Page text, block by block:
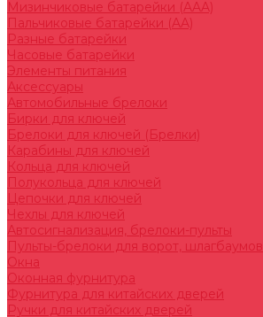
Мизинчиковые батарейки (AAA)
Пальчиковые батарейки (AA)
Разные батарейки
Часовые батарейки
Элементы питания
Аксессуары
Автомобильные брелоки
Бирки для ключей
Брелоки для ключей (Брелки)
Карабины для ключей
Кольца для ключей
Полукольца для ключей
Цепочки для ключей
Чехлы для ключей
Автосигнализация, брелоки-пульты
Пульты-брелоки для ворот, шлагбаумов
Окна
Оконная фурнитура
Фурнитура для китайских дверей
Ручки для китайских дверей